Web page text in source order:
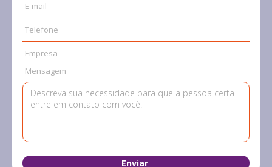
E-mail
Telefone
Empresa
Mensagem